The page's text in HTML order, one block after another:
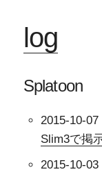
log
Splatoon
2015-10-07
Slim3で掲
2015-10-03